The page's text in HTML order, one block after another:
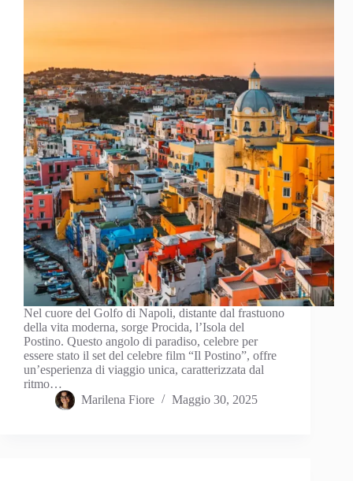
Nel cuore del Golfo di Napoli, distante dal frastuono
della vita moderna, sorge Procida, l’Isola del
Postino. Questo angolo di paradiso, celebre per
essere stato il set del celebre film “Il Postino”, offre
un’esperienza di viaggio unica, caratterizzata dal
ritmo…
Marilena Fiore
Maggio 30, 2025